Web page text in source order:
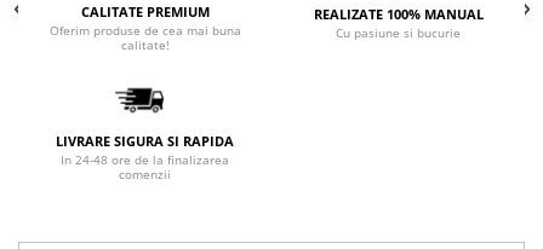
CALITATE PREMIUM
Oferim produse de cea mai buna
calitate!
REALIZATE 100% MANUAL
Cu pasiune si bucurie
LIVRARE SIGURA SI RAPIDA
In 24-48 ore de la finalizarea
comenzii